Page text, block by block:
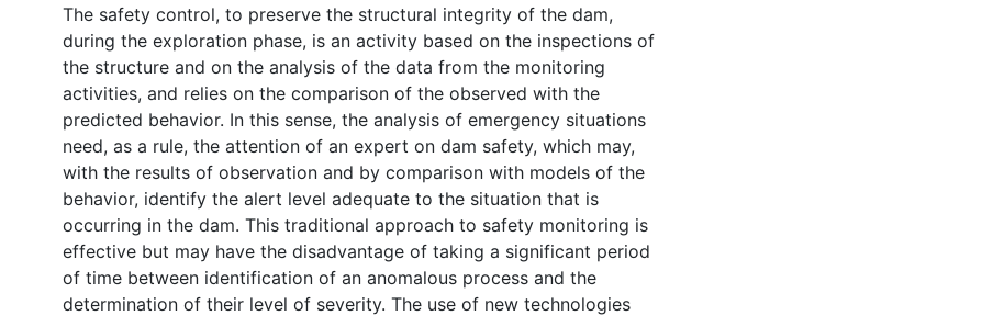
The safety control, to preserve the structural integrity of the dam,
during the exploration phase, is an activity based on the inspections of
the structure and on the analysis of the data from the monitoring
activities, and relies on the comparison of the observed with the
predicted behavior. In this sense, the analysis of emergency situations
need, as a rule, the attention of an expert on dam safety, which may,
with the results of observation and by comparison with models of the
behavior, identify the alert level adequate to the situation that is
occurring in the dam. This traditional approach to safety monitoring is
effective but may have the disadvantage of taking a significant period
of time between identification of an anomalous process and the
determination of their level of severity. The use of new technologies